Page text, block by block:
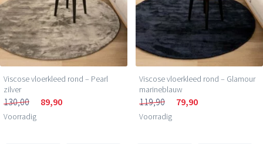
Viscose vloerkleed rond – Pearl
zilver
130,00 89,90
Voorradig
Viscose vloerkleed rond – Glamour
marineblauw
119,90 79,90
Voorradig